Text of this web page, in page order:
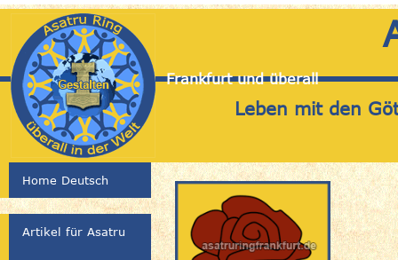
Frankfurt und überall
Leben mit den
Home Deutsch
Artikel für Asatru